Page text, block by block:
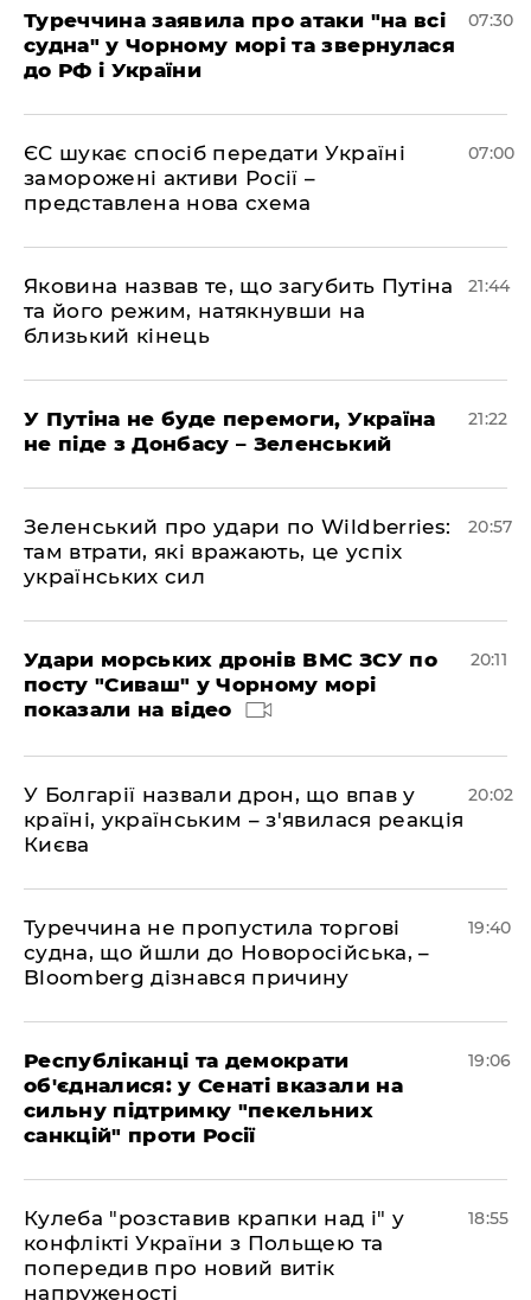
Туреччина заявила про атаки "на всі
судна" у Чорному морі та звернулася
до РФ і України
07:30
ЄС шукає спосіб передати Україні
заморожені активи Росії –
представлена ​​нова схема
07:00
Яковина назвав те, що загубить Путіна
та його режим, натякнувши на
близький кінець
21:44
У Путіна не буде перемоги, Україна
не піде з Донбасу – Зеленський
21:22
Зеленський про удари по Wildberries:
там втрати, які вражають, це успіх
українських сил
20:57
Удари морських дронів ВМС ЗСУ по
посту "Сиваш" у Чорному морі
показали на відео
20:11
У Болгарії назвали дрон, що впав у
країні, українським – з'явилася реакція
Києва
20:02
Туреччина не пропустила торгові
судна, що йшли до Новоросійська, –
Bloomberg дізнався причину
19:40
Республіканці та демократи
об'єдналися: у Сенаті вказали на
сильну підтримку "пекельних
санкцій" проти Росії
19:06
Кулеба "розставив крапки над і" у
конфлікті України з Польщею та
попередив про новий витік
напруженості
18:55